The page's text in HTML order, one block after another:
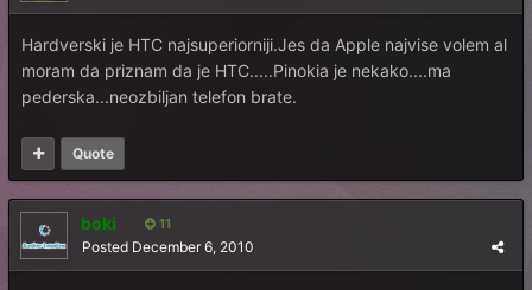
Hardverski je HTC najsuperiorniji.Jes da Apple najvise volem al
moram da priznam da je HTC.....Pinokia je nekako....ma
pederska...neozbiljan telefon brate.
Quote
boki 11
Posted December 6, 2010